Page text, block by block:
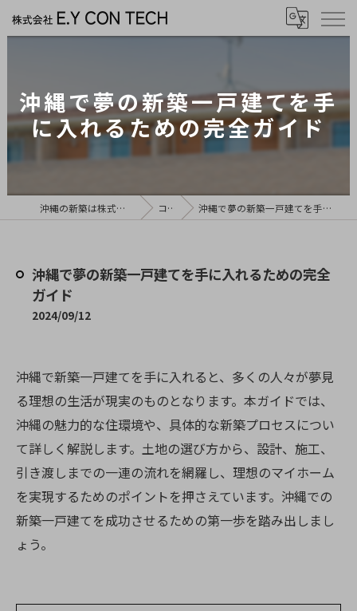
沖縄で夢の新築一戸建てを手
に入れるための完全ガイド
沖縄の新築は株式会社E.Y CON TECH コラム 沖縄で夢の新築一戸建てを手に入れるための完全ガイド
沖縄で夢の新築一戸建てを手に入れるための完全
ガイド
2024/09/12
沖縄で新築一戸建てを手に入れると、多くの人々が夢見
る理想の生活が現実のものとなります。本ガイドでは、
沖縄の魅力的な住環境や、具体的な新築プロセスについ
て詳しく解説します。土地の選び方から、設計、施工、
引き渡しまでの一連の流れを網羅し、理想のマイホーム
を実現するためのポイントを押さえています。沖縄での
新築一戸建てを成功させるための第一歩を踏み出しまし
ょう。